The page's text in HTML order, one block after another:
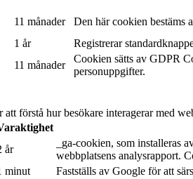
11 månader
Den här cookien bestäms
1 år
Registrerar
11 månader
Cookien sätts av GDPR
personuppgifter.
förstå hur besökare interagerar med
år
_ga-cookien, som installeras
webbplatsens analysrapport.
minut Fastställs av Google för att